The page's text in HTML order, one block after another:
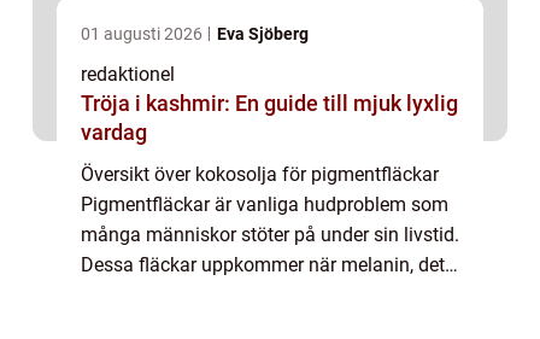
01 augusti 2026 Eva Sjöberg
redaktionel
Tröja i kashmir: En guide till mjuk lyxlig
vardag
Översikt över kokosolja för pigmentfläckar
Pigmentfläckar är vanliga hudproblem som
många människor stöter på under sin livstid.
Dessa fläckar uppkommer när melanin, det